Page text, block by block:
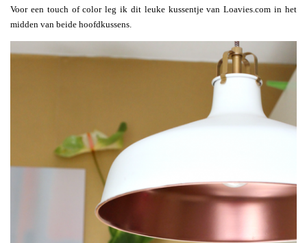
Voor een touch of color leg ik dit leuke kussentje van Loavies.com in het
midden van beide hoofdkussens.